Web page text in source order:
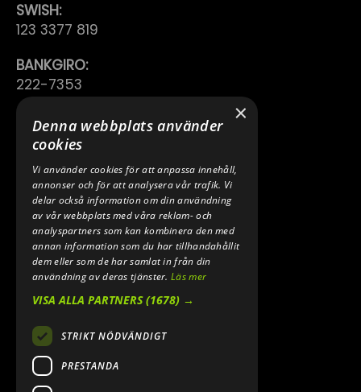
SWISH:
123 3377 819
BANKGIRO:
222-7353
TELEFON:
0640 200 50
E-POST:
INFO@SPEEDSHOPEN.SE
ÅNGRA MITT KÖP
×
Denna webbplats använder
cookies
Vi använder cookies för att anpassa innehåll,
annonser och för att analysera vår trafik. Vi
delar också information om din användning
av vår webbplats med våra reklam- och
analyspartners som kan kombinera den med
annan information som du har tillhandahållit
dem eller som de har samlat in från din
användning av deras tjänster.Läs mer
VISA ALLA PARTNERS(1678) →
STRIKT NÖDVÄNDIGT
PRESTANDA